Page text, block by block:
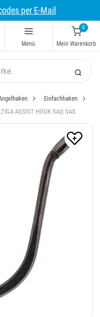
per E-Mail
Menü
0
Mein Warenkorb
Einfachhaken
ASSIST HOOK SAQ SAS